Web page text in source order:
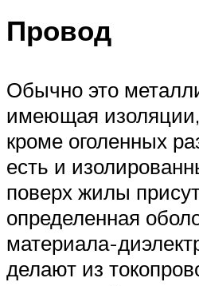
Провод
Обычно это
имеющая
кроме оголенных
есть и
поверх жилы
определенная
материала-
делают из